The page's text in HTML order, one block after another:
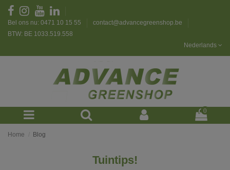
Bel ons nu: 0471 10 15 55
contact@advancegreenshop.be
BTW: BE 1033.519.558
Nederlands
0
Home Blog
Tuintips!